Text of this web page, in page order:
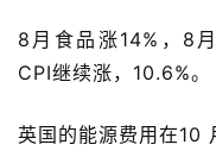
8月食品涨14%，8
CPI继续涨，10.6%。
英国的能源费用在10